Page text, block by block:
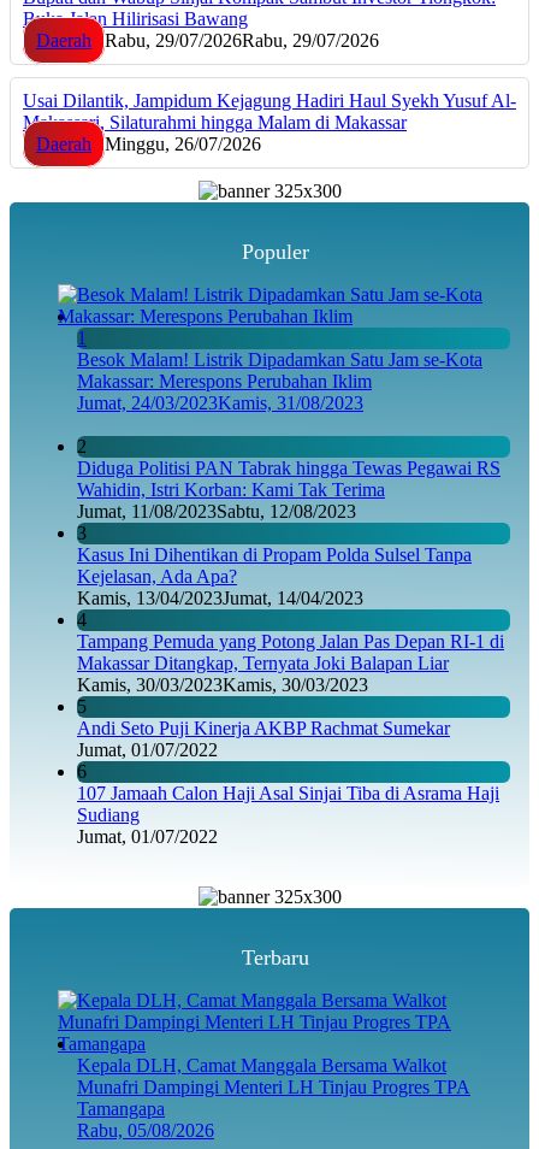
Buka Jalan Hilirisasi Bawang
Daerah
Rabu, 29/07/2026Rabu, 29/07/2026
Usai Dilantik, Jampidum Kejagung Hadiri Haul Syekh Yusuf Al-
Makassari, Silaturahmi hingga Malam di Makassar
Daerah
Minggu, 26/07/2026
Populer
1
Besok Malam! Listrik Dipadamkan Satu Jam se-Kota
Makassar: Merespons Perubahan Iklim
Jumat, 24/03/2023Kamis, 31/08/2023
2
Diduga Politisi PAN Tabrak hingga Tewas Pegawai RS
Wahidin, Istri Korban: Kami Tak Terima
Jumat, 11/08/2023Sabtu, 12/08/2023
3
Kasus Ini Dihentikan di Propam Polda Sulsel Tanpa
Kejelasan, Ada Apa?
Kamis, 13/04/2023Jumat, 14/04/2023
4
Tampang Pemuda yang Potong Jalan Pas Depan RI-1 di
Makassar Ditangkap, Ternyata Joki Balapan Liar
Kamis, 30/03/2023Kamis, 30/03/2023
5
Andi Seto Puji Kinerja AKBP Rachmat Sumekar
Jumat, 01/07/2022
6
107 Jamaah Calon Haji Asal Sinjai Tiba di Asrama Haji
Sudiang
Jumat, 01/07/2022
Terbaru
Kepala DLH, Camat Manggala Bersama Walkot
Munafri Dampingi Menteri LH Tinjau Progres TPA
Tamangapa
Rabu, 05/08/2026